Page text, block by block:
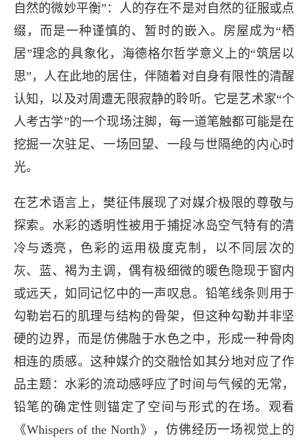
自然的微妙平衡”：人的存在不是对自然的征服或点
缀，而是一种谨慎的、暂时的嵌入。房屋成为“栖
居”理念的具象化，海德格尔哲学意义上的“筑居以
思”，人在此地的居住，伴随着对自身有限性的清醒
认知，以及对周遭无限寂静的聆听。它是艺术家“个
人考古学”的一个现场注脚，每一道笔触都可能是在
挖掘一次驻足、一场回望、一段与世隔绝的内心时
光。
在艺术语言上，樊征伟展现了对媒介极限的尊敬与
探索。水彩的透明性被用于捕捉冰岛空气特有的清
冷与透亮，色彩的运用极度克制，以不同层次的
灰、蓝、褐为主调，偶有极细微的暖色隐现于窗内
或远天，如同记忆中的一声叹息。铅笔线条则用于
勾勒岩石的肌理与结构的骨架，但这种勾勒并非坚
硬的边界，而是仿佛融于水色之中，形成一种骨肉
相连的质感。这种媒介的交融恰如其分地对应了作
品主题：水彩的流动感呼应了时间与气候的无常，
铅笔的确定性则锚定了空间与形式的在场。观看
《Whispers of the North》，仿佛经历一场视觉上的
长按图片识别二维